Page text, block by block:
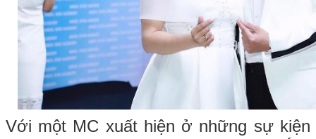
Với một MC xuất hiện ở những sự kiện